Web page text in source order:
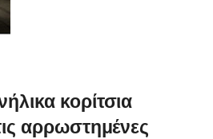
κορίτσια
αρρωστημένες